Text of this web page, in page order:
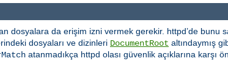
dosyalara da erişim izni vermek gerekir. httpd’de bunu
dosyaları ve dizinleri DocumentRoot altındaymış
atanmadıkça httpd olası güvenlik açıklarına karşı